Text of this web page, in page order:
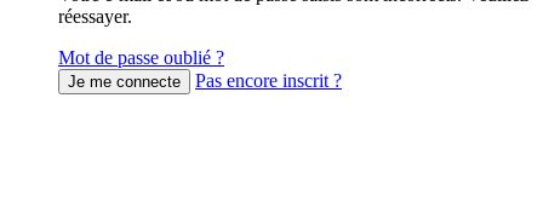
réessayer.
Mot de passe oublié ?
Pas encore inscrit ?